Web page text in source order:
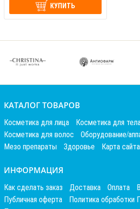
КУПИТЬ
КАТАЛОГ ТОВАРОВ
Косметика для лица
Косметика для
Косметика для волос
Оборудование/
Мезо препараты
Здоровье Карта сайта
ИНФОРМАЦИЯ
Как сделать заказ Доставка Оплата
Публичная оферта
Политика обработки